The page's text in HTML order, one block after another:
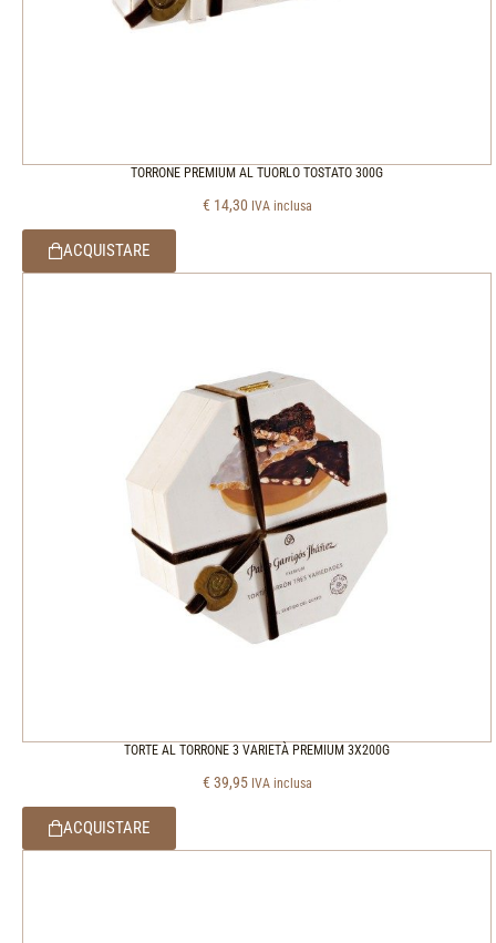
TORRONE PREMIUM AL TUORLO TOSTATO 300G
€ 14,30 IVA inclusa
ACQUISTARE
TORTE AL TORRONE 3 VARIETÀ PREMIUM 3X200G
€ 39,95 IVA inclusa
ACQUISTARE